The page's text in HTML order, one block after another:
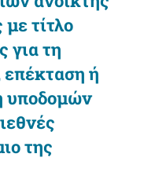
με τίτλο
για τη
επέκταση ή
υποδομών
της